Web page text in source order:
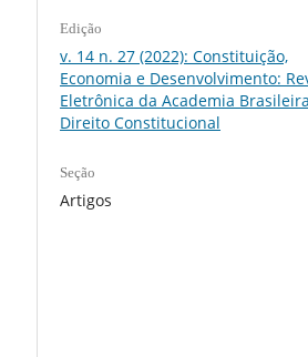
Edição
v. 14 n. 27 (2022): Constituição,
Economia e Desenvolvimento:
Eletrônica da Academia
Direito Constitucional
Seção
Artigos